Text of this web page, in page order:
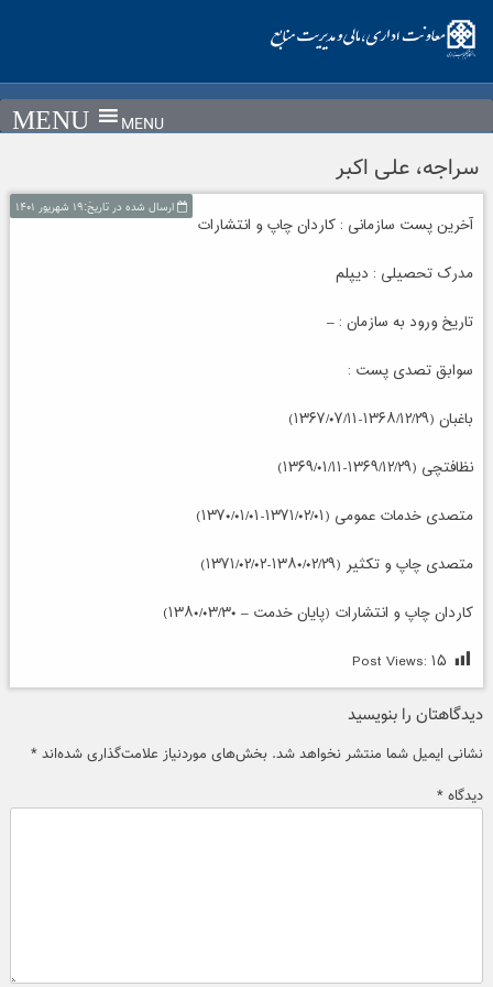
content
MENU
سراجه، علی اکبر
ارسال شده در تاریخ:۱۹ شهریور ۱۴۰۱
آخرین پست سازمانی : کاردان چاپ و انتشارات
مدرک تحصیلی : دیپلم
تاریخ ورود به سازمان : –
سوابق تصدی پست :
باغبان (۱۳۶۸/۱۲/۲۹-۱۳۶۷/۰۷/۱۱)
نظافتچی (۱۳۶۹/۱۲/۲۹-۱۳۶۹/۰۱/۱۱)
متصدی خدمات عمومی (۱۳۷۱/۰۲/۰۱-۱۳۷۰/۰۱/۰۱)
متصدی چاپ و تکثیر (۱۳۸۰/۰۲/۲۹-۱۳۷۱/۰۲/۰۲)
کاردان چاپ و انتشارات (پایان خدمت – ۱۳۸۰/۰۳/۳۰)
Post Views: ۱۵
دیدگاهتان را بنویسید
نشانی ایمیل شما منتشر نخواهد شد. بخش‌های موردنیاز علامت‌گذاری شده‌اند *
دیدگاه *